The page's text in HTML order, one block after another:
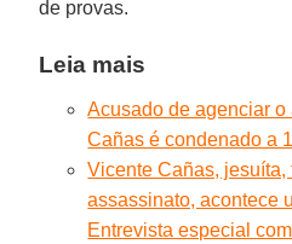
de provas.
Leia mais
Acusado de agenciar
Cañas é condenado a
Vicente Cañas,
assassinato, acontece
Entrevista especial